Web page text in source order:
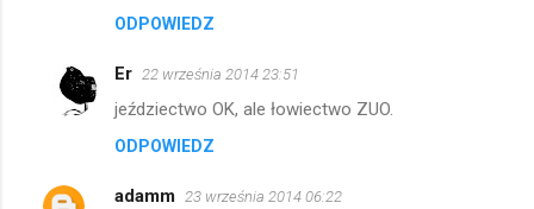
ODPOWIEDZ
Er 22 września 2014 23:51
jeździectwo OK, ale łowiectwo ZUO.
ODPOWIEDZ
adamm 23 września 2014 06:22